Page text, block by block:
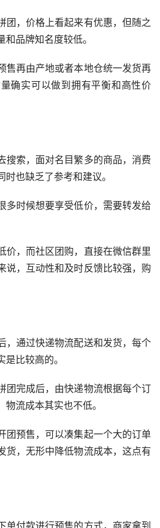
团，价格上看起来有优惠，但随之
品牌知名度较低。
售再由产地或者本地仓统一发货再
确实可以做到拥有平衡和高性价
搜索，面对名目繁多的商品，消费
也缺乏了参考和建议。
多时候想要享受低价，需要转发给
价，而社区团购，直接在微信群里
说，互动性和及时反馈比较强，购
，通过快递物流配送和发货，每个
比较高的。
团完成后，由快递物流根据每个订
流成本其实也不低。
团预售，可以凑集起一个大的订单
货，无形中降低物流成本，这点有
单付款进行预售的方式，商家拿到